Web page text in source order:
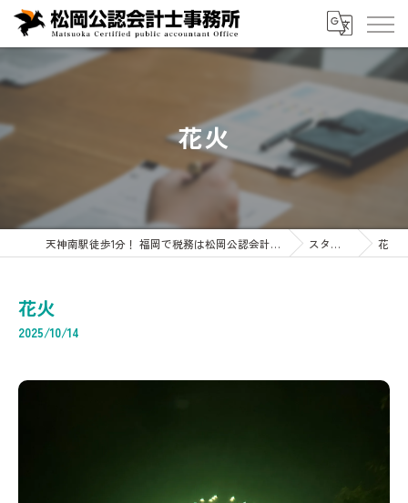
花火
天神南駅徒歩1分！ 福岡で税務は松岡公認会計士事務所へ 企業・会計・税務・相続専門 スタッフブログ 花火
花火
2025/10/14